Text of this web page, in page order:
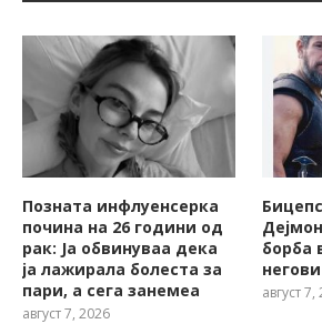
Позната инфлуенсерка
почина на 26 години од
рак: Ја обвинуваа дека
ја лажирала болеста за
пари, а сега занемеа
август 7, 2026
борба
негови
август